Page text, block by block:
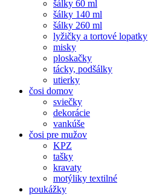
šálky 60 ml
šálky 140 ml
šálky 260 ml
lyžičky a tortové lopatky
misky
ploskačky
tácky, podšálky
utierky
čosi domov
sviečky
dekorácie
vankúše
čosi pre mužov
KPZ
tašky
kravaty
motýliky textilné
poukážky